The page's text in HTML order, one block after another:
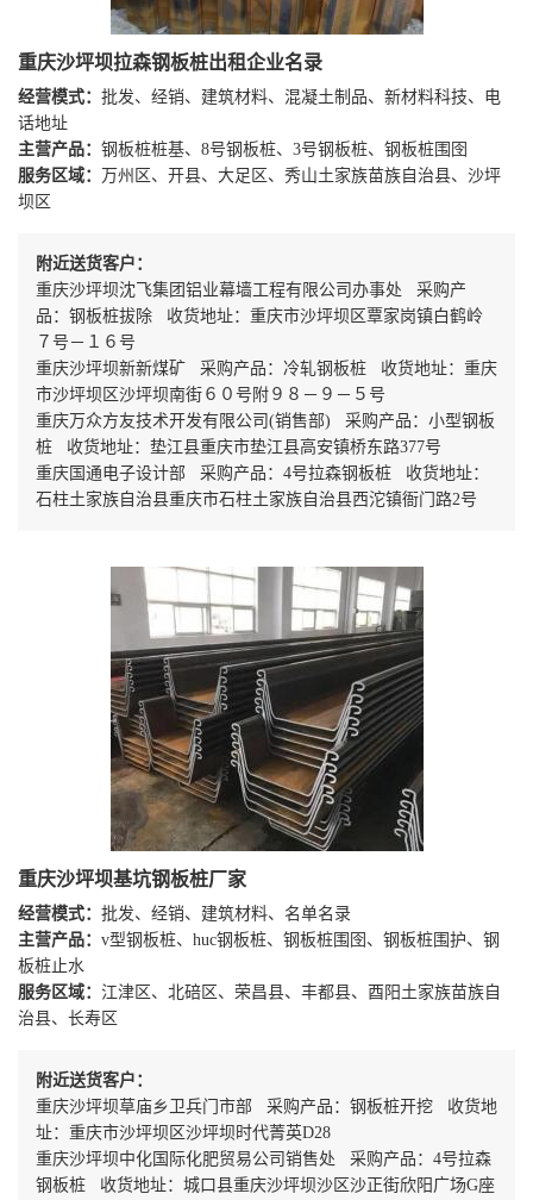
重庆沙坪坝拉森钢板桩出租企业名录
经营模式： 批发、经销、建筑材料、混凝土制品、新材料科技、电
话地址
主营产品： 钢板桩桩基、8号钢板桩、3号钢板桩、钢板桩围囹
服务区域： 万州区、开县、大足区、秀山土家族苗族自治县、沙坪
坝区
附近送货客户：
重庆沙坪坝沈飞集团铝业幕墙工程有限公司办事处 采购产
品：钢板桩拔除 收货地址：重庆市沙坪坝区覃家岗镇白鹤岭
７号－１６号
重庆沙坪坝新新煤矿 采购产品：冷轧钢板桩 收货地址：重庆
市沙坪坝区沙坪坝南街６０号附９８－９－５号
重庆万众方友技术开发有限公司(销售部) 采购产品：小型钢板
桩 收货地址：垫江县重庆市垫江县高安镇桥东路377号
重庆国通电子设计部 采购产品：4号拉森钢板桩 收货地址：
石柱土家族自治县重庆市石柱土家族自治县西沱镇衙门路2号
重庆沙坪坝基坑钢板桩厂家
经营模式： 批发、经销、建筑材料、名单名录
主营产品： v型钢板桩、huc钢板桩、钢板桩围囹、钢板桩围护、钢
板桩止水
服务区域： 江津区、北碚区、荣昌县、丰都县、酉阳土家族苗族自
治县、长寿区
附近送货客户：
重庆沙坪坝草庙乡卫兵门市部 采购产品：钢板桩开挖 收货地
址：重庆市沙坪坝区沙坪坝时代菁英D28
重庆沙坪坝中化国际化肥贸易公司销售处 采购产品：4号拉森
钢板桩 收货地址：城口县重庆沙坪坝沙区沙正街欣阳广场G座